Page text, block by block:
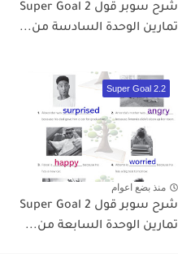
شرح سوبر قول 2 Super Goal
تمارين الوحدة السادسة من...
Super Goal 2.2
منذ بضع اعوام
شرح سوبر قول 2 Super Goal
تمارين الوحدة السابعة من...